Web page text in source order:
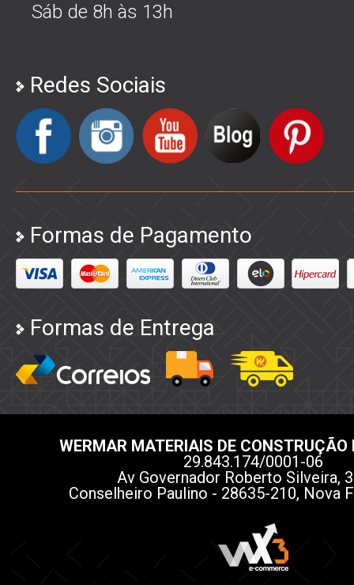
Sáb de 8h às 13h
Redes Sociais
Formas de Pagamento
Formas de Entrega
WERMAR MATERIAIS DE CONSTRUÇÃO
29.843.174/0001-06
Av Governador Roberto Silveira,
Conselheiro Paulino - 28635-210, Nova